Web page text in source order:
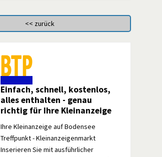
Einfach, schnell, kostenlos,
alles enthalten - genau
richtig für Ihre Kleinanzeige
Ihre Kleinanzeige auf Bodensee
Treffpunkt - Kleinanzeigenmarkt
Inserieren Sie mit ausführlicher